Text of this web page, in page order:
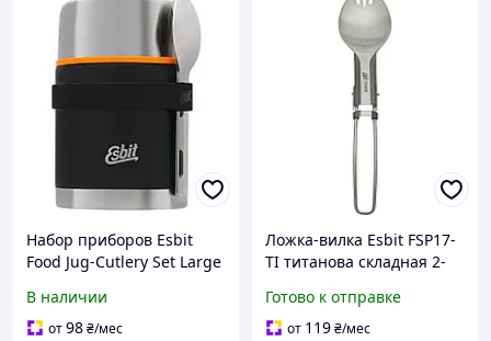
Набор приборов Esbit
Food Jug-Cutlery Set Large
В наличии
от98₴/мес
Ложка-вилка Esbit FSP17-
TI титанова складная 2-
|neper-1227|
Готово к отправке
от 119₴/мес